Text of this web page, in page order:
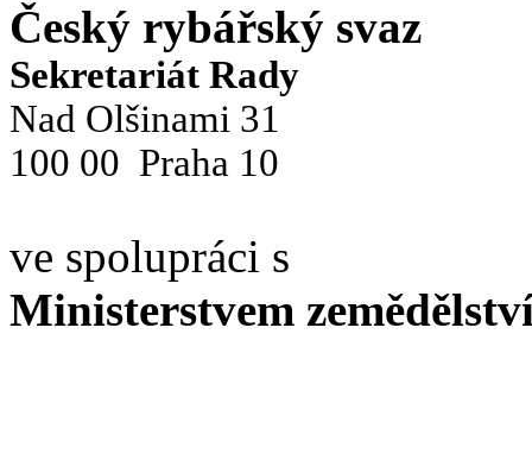
Český rybářský svaz
Sekretariát Rady
Nad Olšinami 31
100 00 Praha 10
ve spolupráci s
Ministerstvem